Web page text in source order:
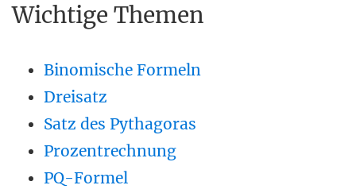
Wichtige Themen
Binomische Formeln
Dreisatz
Satz des Pythagoras
Prozentrechnung
PQ-Formel